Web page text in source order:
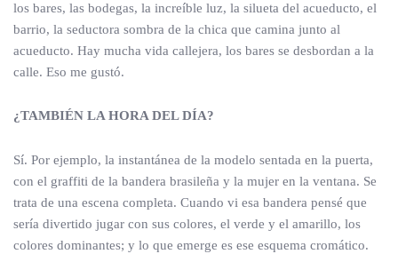
los bares, las bodegas, la increíble luz, la silueta del acueducto, el
barrio, la seductora sombra de la chica que camina junto al
acueducto. Hay mucha vida callejera, los bares se desbordan a la
calle. Eso me gustó.
¿TAMBIÉN LA HORA DEL DÍA?
Sí. Por ejemplo, la instantánea de la modelo sentada en la puerta,
con el graffiti de la bandera brasileña y la mujer en la ventana. Se
trata de una escena completa. Cuando vi esa bandera pensé que
sería divertido jugar con sus colores, el verde y el amarillo, los
colores dominantes; y lo que emerge es ese esquema cromático.